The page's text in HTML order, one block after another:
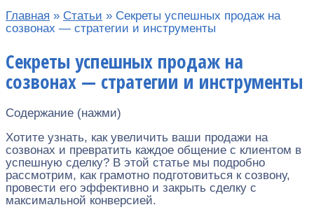
Главная » Статьи » Секреты успешных продаж на
созвонах — стратегии и инструменты
Секреты успешных продаж на
созвонах — стратегии и инструменты
Содержание (нажми)
Хотите узнать, как увеличить ваши продажи на
созвонах и превратить каждое общение с клиентом в
успешную сделку? В этой статье мы подробно
рассмотрим, как грамотно подготовиться к созвону,
провести его эффективно и закрыть сделку с
максимальной конверсией.